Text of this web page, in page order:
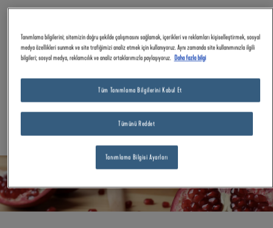
Tanımlama bilgilerini; sitemizin doğru şekilde çalışmasını sağlamak, içerikleri ve reklamları kişiselleştirmek, sosyal
medya özellikleri sunmak ve site trafiğimizi analiz etmek için kullanıyoruz. Aynı zamanda site kullanımınızla ilgili
bilgileri; sosyal medya, reklamcılık ve analiz ortaklarımızla paylaşıyoruz. Daha fazla bilgi
Tümünü Reddet
Tüm Tanımlama Bilgilerini Kabul Et
Tanımlama Bilgisi Ayarları